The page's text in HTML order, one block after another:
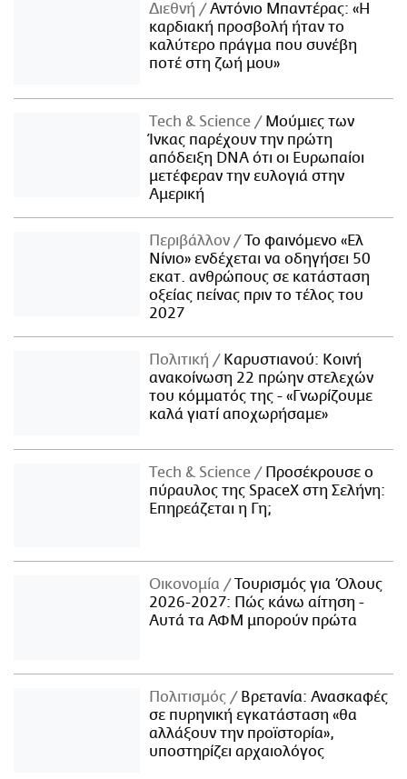
Διεθνή
Αντόνιο Μπαντέρας: «Η
καρδιακή προσβολή ήταν το
καλύτερο πράγμα που συνέβη
ποτέ στη ζωή μου»
Τech & Science
Μούμιες των
Ίνκας παρέχουν την πρώτη
απόδειξη DNA ότι οι Ευρωπαίοι
μετέφεραν την ευλογιά στην
Αμερική
Περιβάλλον
Το φαινόμενο «Ελ
Νίνιο» ενδέχεται να οδηγήσει 50
εκατ. ανθρώπους σε κατάσταση
οξείας πείνας πριν το τέλος του
2027
Πολιτική
Καρυστιανού: Κοινή
ανακοίνωση 22 πρώην στελεχών
του κόμματός της - «Γνωρίζουμε
καλά γιατί αποχωρήσαμε»
Τech & Science
Προσέκρουσε ο
πύραυλος της SpaceX στη Σελήνη:
Επηρεάζεται η Γη;
Οικονομία
Τουρισμός για Όλους
2026-2027: Πώς κάνω αίτηση -
Αυτά τα ΑΦΜ μπορούν πρώτα
Πολιτισμός
Βρετανία: Ανασκαφές
σε πυρηνική εγκατάσταση «θα
αλλάξουν την προϊστορία»,
υποστηρίζει αρχαιολόγος